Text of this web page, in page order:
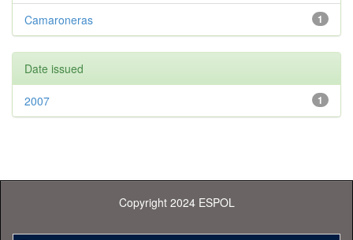
1
Camaroneras
Date issued
1
2007
Copyright 2024 ESPOL